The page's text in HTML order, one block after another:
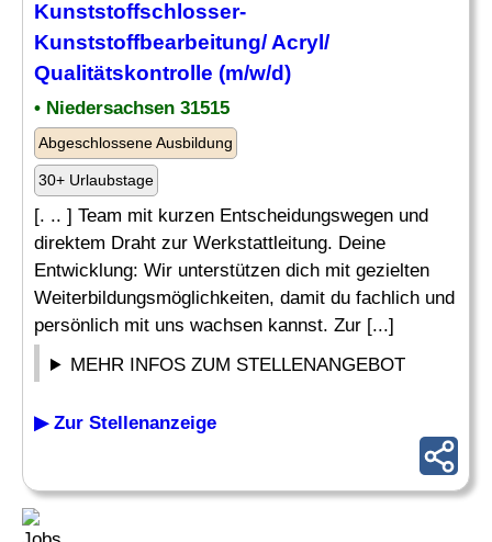
Kunststoffschlosser-
Kunststoffbearbeitung/ Acryl/
Qualitätskontrolle (m/w/d)
• Niedersachsen 31515
Abgeschlossene Ausbildung
30+ Urlaubstage
[. .. ] Team mit kurzen Entscheidungswegen und
direktem Draht zur Werkstattleitung. Deine
Entwicklung: Wir unterstützen dich mit gezielten
Weiterbildungsmöglichkeiten, damit du fachlich und
persönlich mit uns wachsen kannst. Zur [...]
MEHR INFOS ZUM STELLENANGEBOT
▶ Zur Stellenanzeige